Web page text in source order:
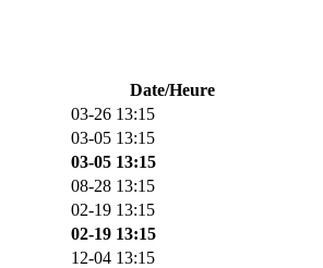
Date/Heure
03-26 13:15
03-05 13:15
03-05 13:15
08-28 13:15
02-19 13:15
02-19 13:15
12-04 13:15